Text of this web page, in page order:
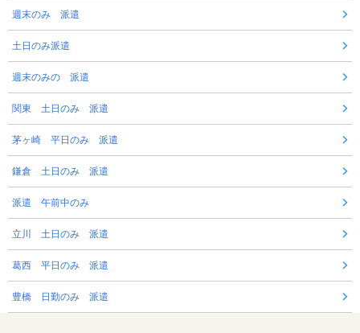
週末のみ 派遣
土日のみ派遣
週末のみの 派遣
関東 土日のみ 派遣
茅ヶ崎 平日のみ 派遣
鎌倉 土日のみ 派遣
派遣 午前中のみ
立川 土日のみ 派遣
葛西 平日のみ 派遣
豊橋 日勤のみ 派遣